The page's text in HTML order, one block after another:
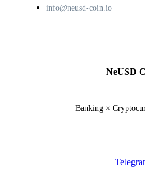
info@neusd-coin.io
NeUSD
Banking ×